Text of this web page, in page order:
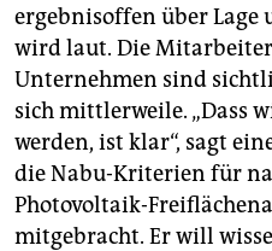
ergebnisoffen über Lage
wird laut. Die
Unternehmen sind
sich mittlerweile. „Dass
werden, ist klar“, sagt
die Nabu-Kriterien für
Photovoltaik-
mitgebracht. Er will